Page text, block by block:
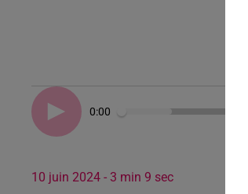
0:00
10 juin 2024 - 3 min 9 sec